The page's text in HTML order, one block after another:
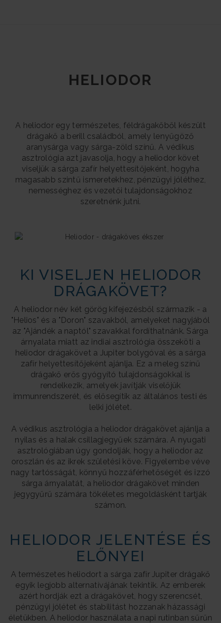
HELIODOR
A heliodor egy természetes, féldrágakőből készült
drágakő a berill családból, amely lenyűgöző
aranysárga vagy sárga-zöld színű. A védikus
asztrológia azt javasolja, hogy a heliodor követ
viseljük a sárga zafír helyettesítőjeként, hogyha
magasabb szintű ismeretekhez, pénzügyi jóléthez,
nemességhez és vezetői tulajdonságokhoz
szeretnénk jutni.
KI VISELJEN HELIODOR
DRÁGAKÖVET?
A heliodor név két görög kifejezésből származik - a
"Helios" és a "Doron" szavakból, amelyeket nagyjából
az "Ajándék a naptól" szavakkal fordíthatnánk. Sárga
árnyalata miatt az indiai asztrológia összeköti a
heliodor drágakövet a Jupiter bolygóval és a sárga
zafír helyettesítőjeként ajánlja. Ez a meleg színű
drágakő erős gyógyító tulajdonságokkal is
rendelkezik, amelyek javítják viselőjük
immunrendszerét, és elősegítik az általános testi és
lelki jólétet.
A védikus asztrológia a heliodor drágakövet ajánlja a
nyilas és a halak csillagjegyűek számára. A nyugati
asztrológiában úgy gondolják, hogy a heliodor az
oroszlán és az ikrek születési köve. Figyelembe véve
nagy tartósságát, könnyű hozzáférhetőségét és izzó
sárga árnyalatát, a heliodor drágakövet minden
jegygyűrű számára tökéletes megoldásként tartják
számon.
HELIODOR JELENTÉSE ÉS
ELŐNYEI
A természetes heliodort a sárga zafír Jupiter drágakő
egyik legjobb alternatívájának tekintik. Az emberek
azért hordják ezt a drágakövet, hogy szerencsét,
pénzügyi jólétet és stabilitást hozzanak házassági
életükben. A heliodor használata a napi rutinban sűrűn